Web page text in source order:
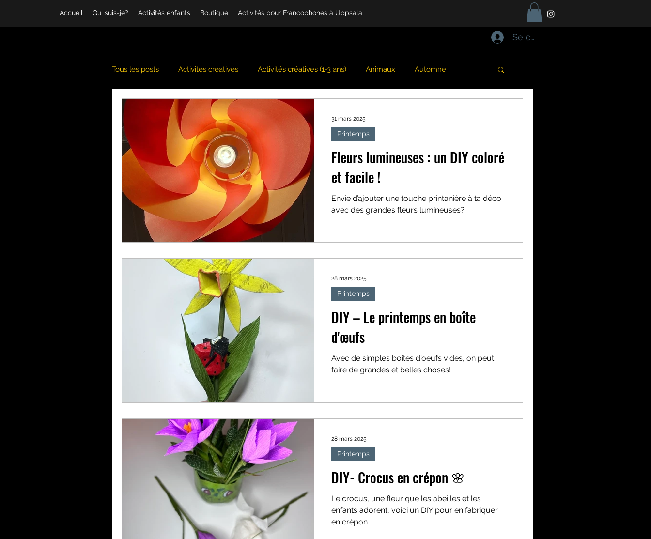
Accueil Qui suis-je? Activités enfants Boutique Activités pour Francophones à Uppsala
Se connecter
Tous les posts Activités créatives Activités créatives (1-3 ans) Animaux Automne
Coschooling Emotions
Hiver Jeux d'imagination - Mini-mondes Mardi-gras/carnaval/cirque
Musique Nouvel An Chinois Pays des contes Pâques
Printemps Saint-Patrick Saint-Valentin
Fleurs lumineuses : un DIY coloré
et facile !
Envie d’ajouter une touche printanière à ta déco
avec des grandes fleurs lumineuses?
Printemps
31 mars 2025
DIY – Le printemps en boîte
d'œufs
Avec de simples boites d'oeufs vides, on peut
faire de grandes et belles choses!
Printemps
28 mars 2025
DIY- Crocus en crépon 🌸
Le crocus, une fleur que les abeilles et les
enfants adorent, voici un DIY pour en fabriquer
en crépon
Printemps
28 mars 2025